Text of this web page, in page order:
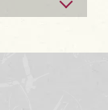
客室です